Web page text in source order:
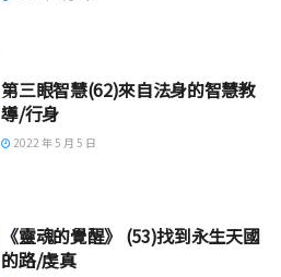
第三眼智慧(62)來自法身的智慧教
導/行身
2022 年 5 月 5 日
《靈魂的覺醒》 (53)找到永生天國
的路/虔真